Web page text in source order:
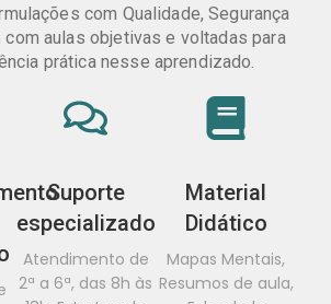
com Qualidade, Segurança
aulas objetivas e voltadas para
prática nesse aprendizado.
Suporte
especializado
Atendimento de
2ª a 6ª, das 8h às
Material
Didático
Mapas Mentais,
Resumos de aula,